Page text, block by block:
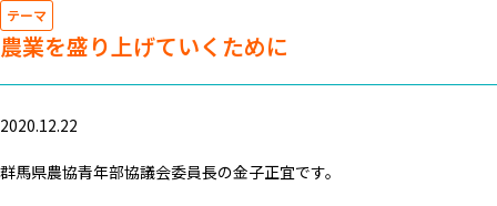
テーマ
農業を盛り上げていくために
2020.12.22
群馬県農協青年部協議会委員長の金子正宜です。